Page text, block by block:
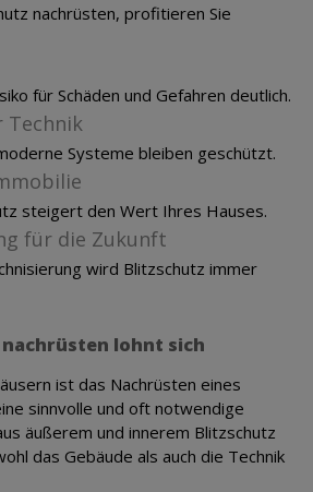
nachrüsten, profitieren Sie
für Schäden und Gefahren deutlich.
Technik
Systeme bleiben geschützt.
steigert den Wert Ihres Hauses.
für die Zukunft
wird Blitzschutz immer
lohnt sich
ist das Nachrüsten eines
sinnvolle und oft notwendige
äußerem und innerem Blitzschutz
das Gebäude als auch die Technik